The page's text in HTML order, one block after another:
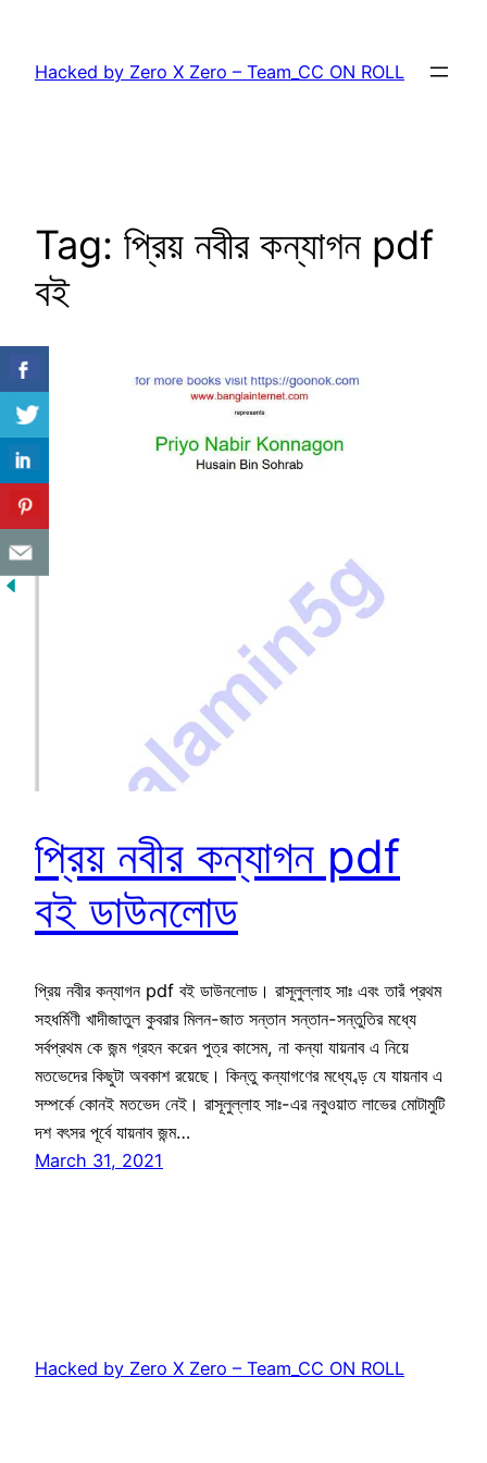
content
Hacked by Zero X Zero – Team_CC ON ROLL
Tag: প্রিয় নবীর কন্যাগন pdf
বই
প্রিয় নবীর কন্যাগন pdf
বই ডাউনলোড
প্রিয় নবীর কন্যাগন pdf বই ডাউনলোড। রাসূলুল্লাহ সাঃ এবং তারঁ প্রথম
সহধর্মিণী খাদীজাতুল কুবরার মিলন-জাত সন্তান সন্তান-সন্তুতির মধ্যে
সর্বপ্রথম কে জন্ম গ্রহন করেন পুত্র কাসেম, না কন্যা যায়নাব এ নিয়ে
মতভেদের কিছুটা অবকাশ রয়েছে। কিন্তু কন্যাগণের মধ্যে ব্ড় যে যায়নাব এ
সম্পর্কে কোনই মতভেদ নেই। রাসূলুল্লাহ সাঃ-এর নবুওয়াত লাভের মোটামুটি
দশ বৎসর পূর্বে যায়নাব জন্ম…
March 31, 2021
Hacked by Zero X Zero – Team_CC ON ROLL